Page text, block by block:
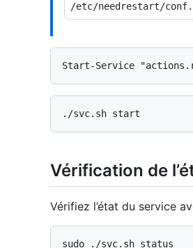
Vérification de
Vérifiez l’état du service